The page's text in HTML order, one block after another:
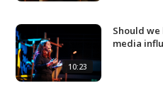
Studium
10:23
Should
media